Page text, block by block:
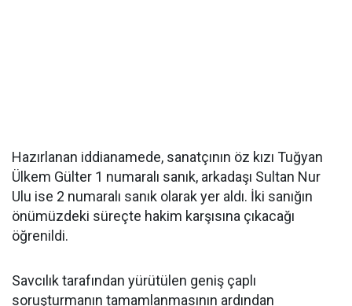
Hazırlanan iddianamede, sanatçının öz kızı Tuğyan
Ülkem Gülter 1 numaralı sanık, arkadaşı Sultan Nur
Ulu ise 2 numaralı sanık olarak yer aldı. İki sanığın
önümüzdeki süreçte hakim karşısına çıkacağı
öğrenildi.
Savcılık tarafından yürütülen geniş çaplı
soruşturmanın tamamlanmasının ardından